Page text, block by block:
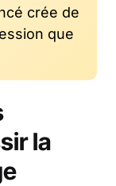
crée de
que
la